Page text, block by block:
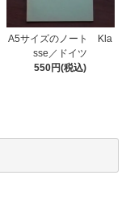
A5サイズのノート Kla
sse／ドイツ
550円(税込)